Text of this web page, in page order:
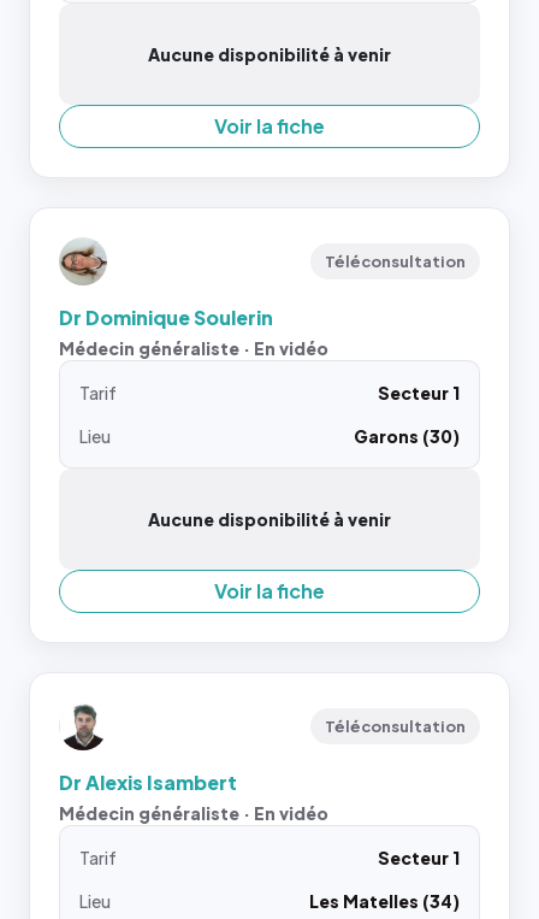
Aucune disponibilité à venir
Voir la fiche
Téléconsultation
Dr Dominique Soulerin
Médecin généraliste · En vidéo
Tarif
Secteur 1
Lieu
Garons (30)
Aucune disponibilité à venir
Voir la fiche
Téléconsultation
Dr Alexis Isambert
Médecin généraliste · En vidéo
Tarif
Secteur 1
Lieu
Les Matelles (34)